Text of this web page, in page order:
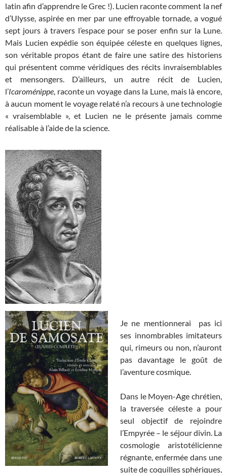
latin afin d’apprendre le Grec !). Lucien raconte comment la nef
d’Ulysse, aspirée en mer par une effroyable tornade, a vogué
sept jours à travers l’espace pour se poser enfin sur la Lune.
Mais Lucien expédie son équipée céleste en quelques lignes,
son véritable propos étant de faire une satire des historiens
qui présentent comme véridiques des récits invraisemblables
et mensongers. D’ailleurs, un autre récit de Lucien,
l’Icaroménippe, raconte un voyage dans la Lune, mais là encore,
à aucun moment le voyage relaté n’a recours à une technologie
« vraisemblable », et Lucien ne le présente jamais comme
réalisable à l’aide de la science.
Je ne mentionnerai pas ici
ses innombrables imitateurs
qui, rimeurs ou non, n’auront
pas davantage le goût de
l’aventure cosmique.
Dans le Moyen-Age chrétien,
la traversée céleste a pour
seul objectif de rejoindre
l’Empyrée – le séjour divin. La
cosmologie aristotélicienne
régnante, enfermée dans une
suite de coquilles sphériques,